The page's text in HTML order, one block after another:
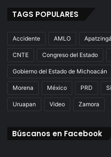
TAGS POPULARES
Accidente AMLO
CNTE Congreso del Estado
Gobierno del Estado de Michoacán
Morena México PRD
Uruapan Video Zamora
Búscanos en Facebook